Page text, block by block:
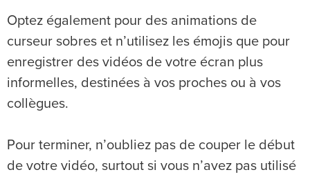
Optez également pour des animations de
curseur sobres et n’utilisez les émojis que pour
enregistrer des vidéos de votre écran plus
informelles, destinées à vos proches ou à vos
collègues.
Pour terminer, n’oubliez pas de couper le début
de votre vidéo, surtout si vous n’avez pas utilisé